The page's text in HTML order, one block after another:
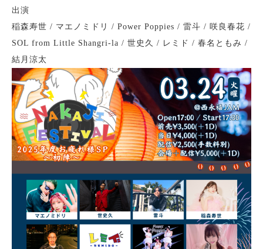
出演
稲森寿世 / マエノミドリ / Power Poppies / 雷斗 / 咲良春花 /
SOL from Little Shangri-la / 世史久 / レミド / 春名ともみ /
結月涼太